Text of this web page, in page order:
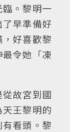
。黎明一
早準備好
好喜歡黎
令她「凍
故宮到國
王黎明的
看頭。黎